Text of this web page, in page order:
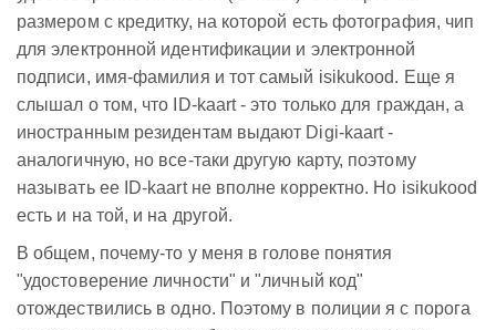
размером с кредитку, на которой есть фотография, чип
для электронной идентификации и электронной
подписи, имя-фамилия и тот самый isikukood. Еще я
слышал о том, что ID-kaart - это только для граждан, а
иностранным резидентам выдают Digi-kaart -
аналогичную, но все-таки другую карту, поэтому
называть ее ID-kaart не вполне корректно. Но isikukood
есть и на той, и на другой.
В общем, почему-то у меня в голове понятия
"удостоверение личности" и "личный код"
отождествились в одно. Поэтому в полиции я с порога